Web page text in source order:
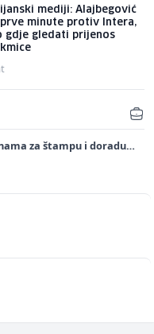
mediji: Alajbegović
minute protiv Intera,
gdje gledati prijenos
za štampu i doradu